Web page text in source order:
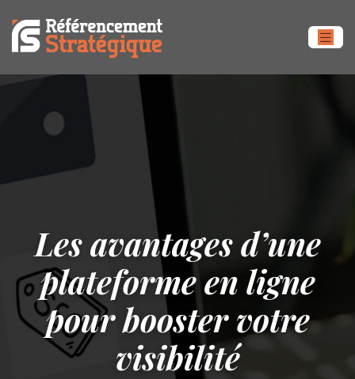
Les avantages d’une
plateforme en ligne
pour booster votre
visibilité